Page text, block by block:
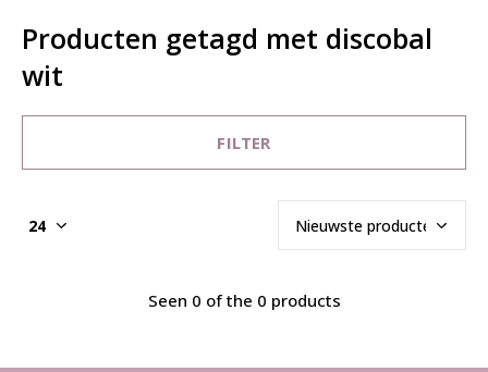
Producten getagd met discobal
wit
FILTER
Seen 0 of the 0 products